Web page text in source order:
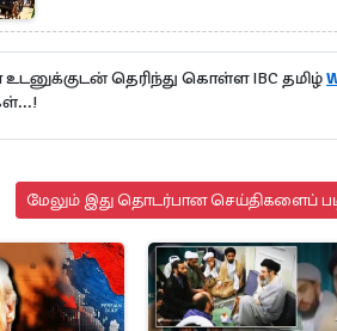
தெரிந்து கொள்ள IBC தமிழ்
மேலும் இது தொடர்பான செய்திகளைப்